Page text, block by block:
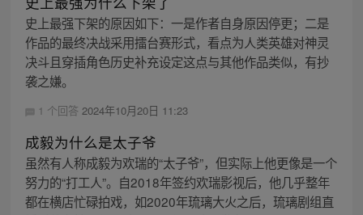
史上最强下架的原因如下：一是作者自身原因停更；二是
作品的最终决战采用擂台赛形式，看点为人类英雄对神灵
决斗且穿插角色历史补充设定这点与其他作品类似，有抄
袭之嫌。
1 个回答 2024年10月20日 11:23
成毅为什么是太子爷
虽然有人称成毅为欢瑞的“太子爷”，但实际上他更像是一个
努力的“打工人”。自2018年签约欢瑞影视后，他几乎整年
都在横店忙碌拍戏，如2020年琉璃大火之后，琉璃剧组直